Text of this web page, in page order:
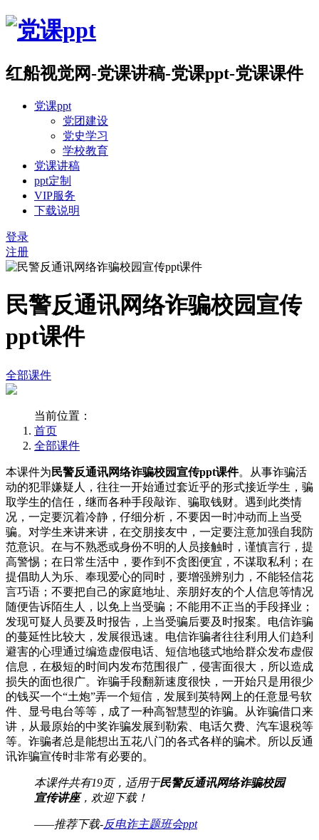
红船视觉网-党课讲稿-党课ppt-党课课件
党课ppt
党团建设
党史学习
学校教育
党课讲稿
ppt定制
VIP服务
下载说明
登录
注册
民警反通讯网络诈骗校园宣传
ppt课件
全部课件
当前位置：
首页
全部课件
本课件为 民警反通讯网络诈骗校园宣传ppt课件。从事诈骗活
动的犯罪嫌疑人，往往一开始通过套近乎的形式接近学生，骗
取学生的信任，继而各种手段敲诈、骗取钱财。遇到此类情
况，一定要沉着冷静，仔细分析，不要因一时冲动而上当受
骗。对学生来讲来讲，在交朋接友中，一定要注意加强自我防
范意识。在与不熟悉或身份不明的人员接触时，谨慎言行，提
高警惕；在日常生活中，要作到不贪图便宜，不谋取私利；在
提倡助人为乐、奉现爱心的同时，要增强辨别力，不能轻信花
言巧语；不要把自己的家庭地址、亲朋好友的个人信息等情况
随便告诉陌生人，以免上当受骗；不能用不正当的手段择业；
发现可疑人员要及时报告，上当受骗后要及时报案。电信诈骗
的蔓延性比较大，发展很迅速。电信诈骗者往往利用人们趋利
避害的心理通过编造虚假电话、短信地毯式地给群众发布虚假
信息，在极短的时间内发布范围很广，侵害面很大，所以造成
损失的面也很广。诈骗手段翻新速度很快，一开始只是用很少
的钱买一个“土炮”弄一个短信，发展到英特网上的任意显号软
件、显号电台等等，成了一种高智慧型的诈骗。从诈骗借口来
讲，从最原始的中奖诈骗发展到勒索、电话欠费、汽车退税等
等。诈骗者总是能想出五花八门的各式各样的骗术。所以反通
讯诈骗宣传时非常有必要的。
本课件共有19页，适用于民警反通讯网络诈骗校园
宣传讲座，欢迎下载！
——推荐下载-反电诈主题班会ppt